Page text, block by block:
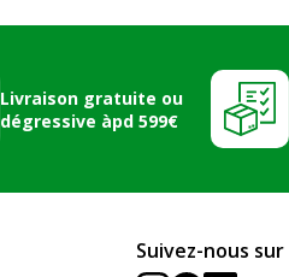
Livraison gratuite ou
dégressive àpd 599€
Suivez-nous sur